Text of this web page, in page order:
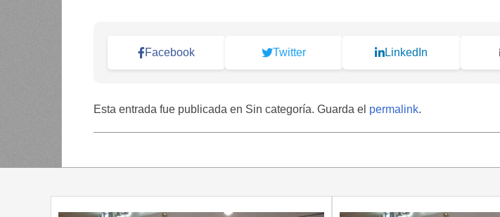
Facebook Twitter LinkedIn
Esta entrada fue publicada en Sin categoría. Guarda el permalink.